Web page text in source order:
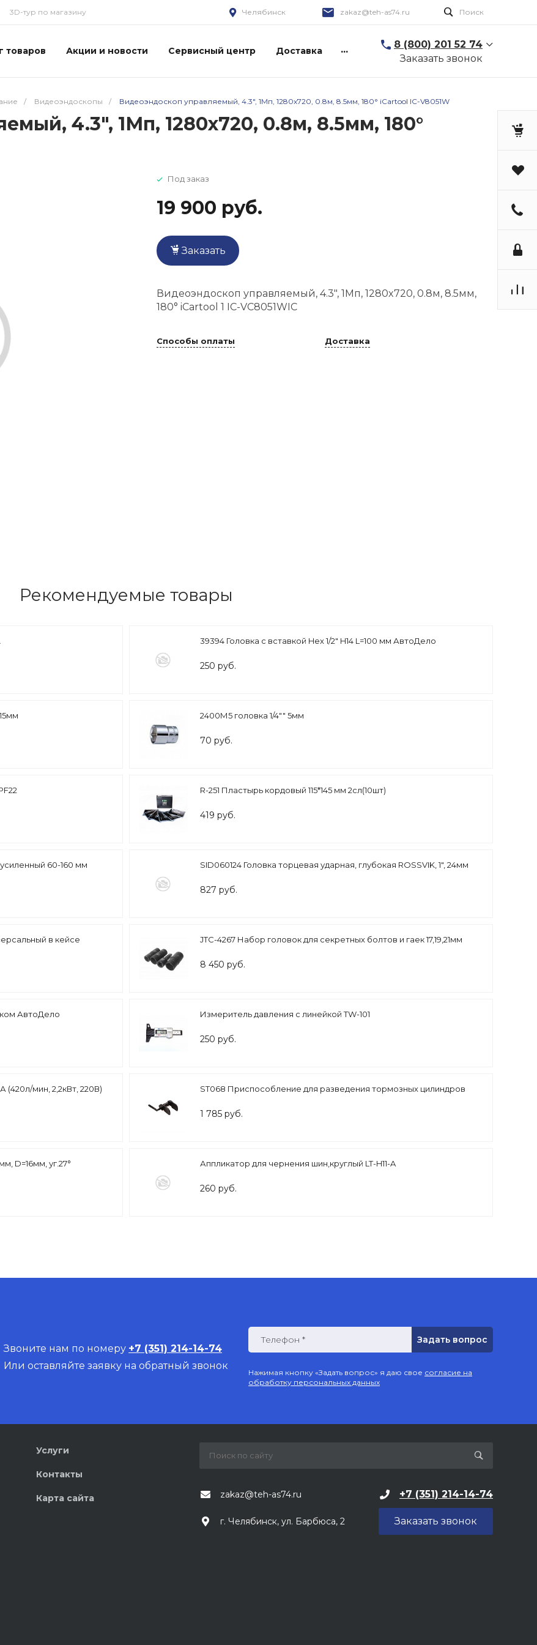
3D-тур по магазину Челябинск zakaz@teh-as74.ru Поиск
товаров Акции и новости Сервисный центр Доставка ...
8 (800) 201 52 74
Заказать звонок
/ Видеоэндоскопы / Видеоэндоскоп управляемый, 4.3", 1Мп, 1280x720, 0.8м, 8.5мм, 180° iCartool IC-V8051W
4.3", 1Мп, 1280x720, 0.8м, 8.5мм, 180°
Под заказ
19 900 руб.
Заказать
Видеоэндоскоп управляемый, 4.3", 1Мп, 1280x720, 0.8м, 8.5мм,
180° iCartool 1 IC-VC8051WIC
Способы оплаты Доставка
Рекомендуемые товары
39394 Головка с вставкой Hex 1/2" H14 L=100 мм АвтоДело
250 руб.
2400М5 головка 1/4"" 5мм
70 руб.
R-251 Пластырь кордовый 115*145 мм 2сл(10шт)
419 руб.
60-160 мм
SID060124 Головка торцевая ударная, глубокая ROSSVIK, 1", 24мм
827 руб.
в кейсе JTC-4267 Набор головок для секретных болтов и гаек 17,19,21мм
8 450 руб.
АвтоДело Измеритель давления с линейкой TW-101
250 руб.
мин, 2,2кВт, 220В) ST068 Приспособление для разведения тормозных цилиндров
1 785 руб.
D=16мм, уг.27° Аппликатор для чернения шин,круглый LT-H11-A
260 руб.
Звоните нам по номеру +7 (351) 214-14-74
Или оставляйте заявку на обратный звонок
Телефон *
Нажимая кнопку «Задать вопрос» я даю свое согласие на
обработку персональных данных
Услуги
Контакты
Карта сайта zakaz@teh-as74.ru +7 (351) 214-14-74
г. Челябинск, ул. Барбюса, 2 Заказать звонок